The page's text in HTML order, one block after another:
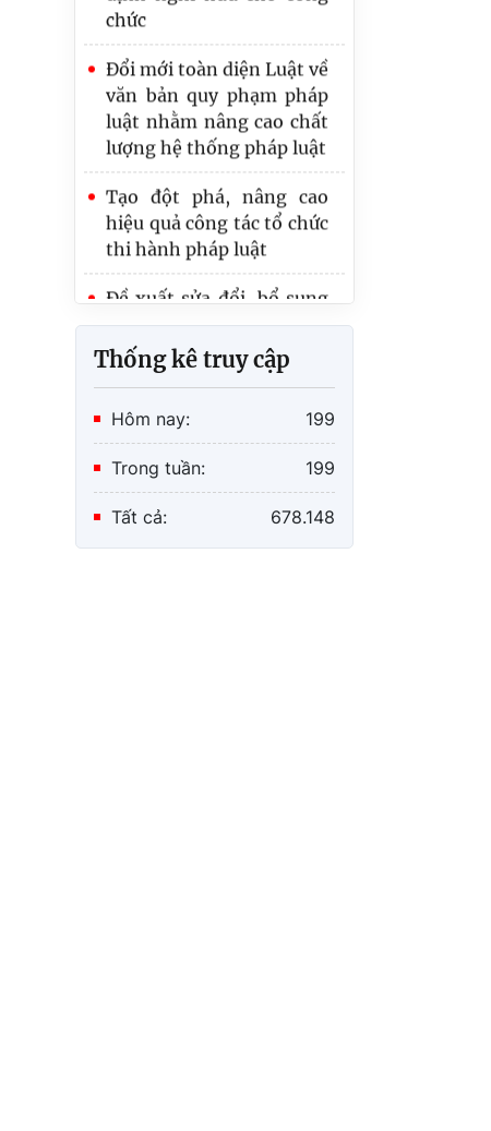
Đổi mới toàn diện Luật về
văn bản quy phạm pháp
luật nhằm nâng cao chất
lượng hệ thống pháp luật
Tạo đột phá, nâng cao
hiệu quả công tác tổ chức
thi hành pháp luật
Đề xuất sửa đổi, bổ sung
Thông tư quy định về
thời hạn lưu trữ hồ sơ, tài
liệu
Thống kê truy cập
Hôm nay: 199
Trong tuần: 199
Tất cả: 678.148